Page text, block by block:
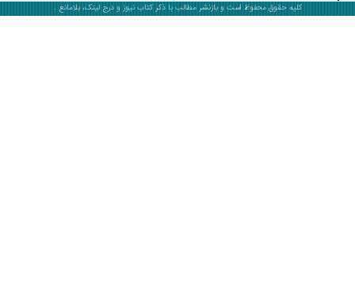
کلیه حقوق محفوظ است و بازنشر مطالب با ذکرکتاب نیوزو درج لینک، بلامانع .